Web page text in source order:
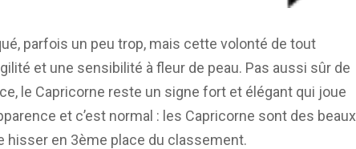
parfois un peu trop, mais cette volonté de tout
et une sensibilité à fleur de peau. Pas aussi sûr de
le Capricorne reste un signe fort et élégant qui joue
et c’est normal : les Capricorne sont des beaux
hisser en 3ème place du classement.